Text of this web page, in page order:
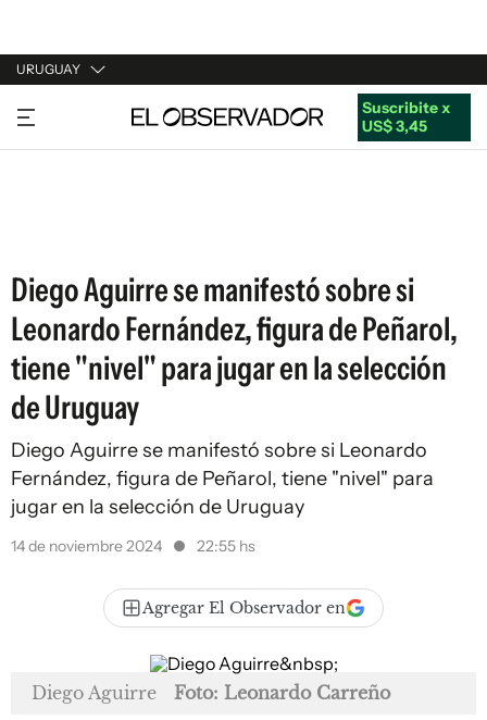
URUGUAY
URUGUAY
ARGENTINA
Suscribite x
US$ 3,45
Diego Aguirre se manifestó sobre si
Leonardo Fernández, figura de Peñarol,
tiene "nivel" para jugar en la selección
de Uruguay
Diego Aguirre se manifestó sobre si Leonardo
Fernández, figura de Peñarol, tiene "nivel" para
jugar en la selección de Uruguay
14 de noviembre 2024 22:55 hs
Agregar El Observador en
Diego Aguirre Foto: Leonardo Carreño